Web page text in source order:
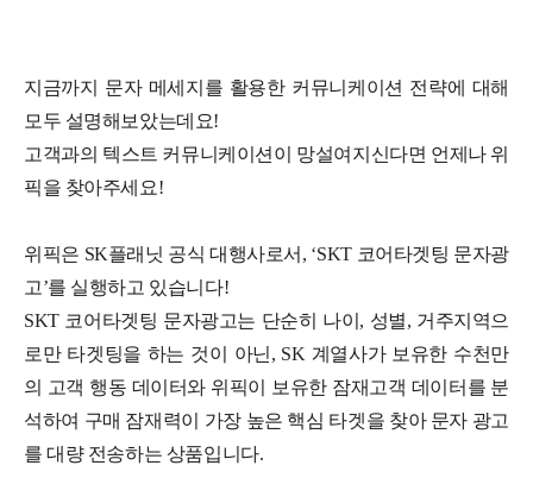
지금까지 문자 메세지를 활용한 커뮤니케이션 전략에 대해
모두 설명해보았는데요!
고객과의 텍스트 커뮤니케이션이 망설여지신다면 언제나 위
픽을 찾아주세요!
위픽은 SK플래닛 공식 대행사로서, ‘SKT 코어타겟팅 문자광
고’를 실행하고 있습니다!
SKT 코어타겟팅 문자광고는 단순히 나이, 성별, 거주지역으
로만 타겟팅을 하는 것이 아닌, SK 계열사가 보유한 수천만
의 고객 행동 데이터와 위픽이 보유한 잠재고객 데이터를 분
석하여 구매 잠재력이 가장 높은 핵심 타겟을 찾아 문자 광고
를 대량 전송하는 상품입니다.